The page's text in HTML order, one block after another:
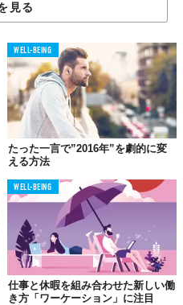
ーを開始する際、真っ先にタス
のタスクや今週やるべきことを
率的に見えますが、実は「戦
となります。タスクを起点に
が「何に追われているか」とい
本来向かうべき目標が見えに
ク」の原則
見る
WELL-BEING
たった一言で”2016年”を劇的に変
える方法
WELL-BEING
仕事と休暇を組み合わせた新しい働
き方「ワーケーション」に注目